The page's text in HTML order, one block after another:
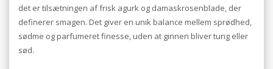
det er tilsætningen af frisk agurk og damaskrosenblade, der
definerer smagen. Det giver en unik balance mellem sprødhed,
sødme og parfumeret finesse, uden at ginnen bliver tung eller
sød.